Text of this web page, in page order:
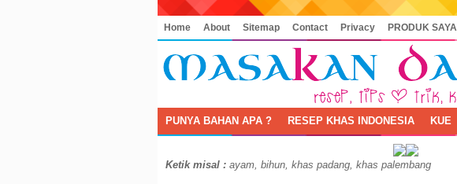
Home About Sitemap Contact Privacy PRODUK SAYA
PUNYA BAHAN APA ? RESEP KHAS INDONESIA KUE
Ketik misal :ayam, bihun, khas padang, khas palembang